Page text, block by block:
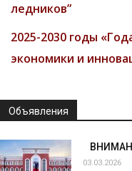
ледников”
2025-2030 годы
экономики и
Объявления
03.03.2026